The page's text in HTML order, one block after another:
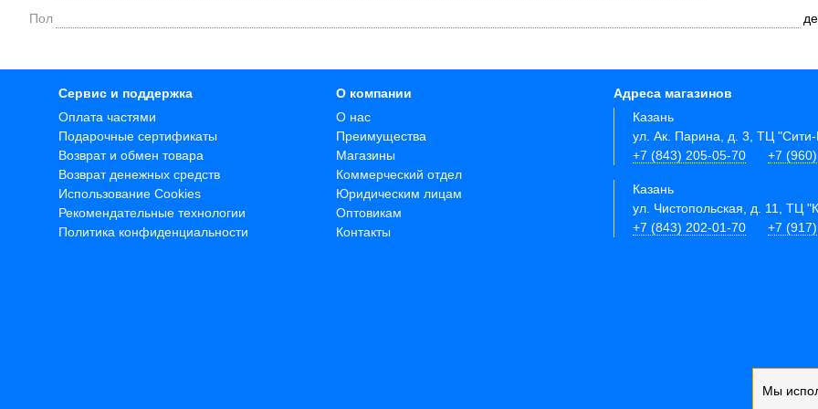
Пол
Сервис и поддержка
Оплата частями
Подарочные сертификаты
Возврат и обмен товара
Возврат денежных средств
Использование Cookies
Рекомендательные технологии
Политика конфиденциальности
О компании
О нас
Преимущества
Магазины
Коммерческий отдел
Юридическим лицам
Оптовикам
Контакты
Адреса магазинов
Казань
ул. Ак. Парина, д. 3, ТЦ
+7 (843) 205-05-70
+7
Казань
ул. Чистопольская, д. 11, ТЦ
+7 (843) 202-01-70
+7
Мы